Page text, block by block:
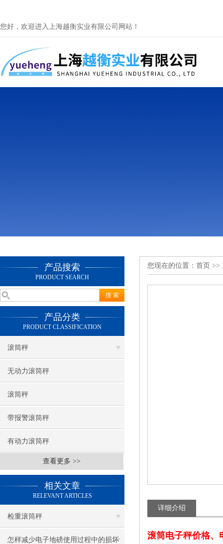
您好，欢迎进入上海越衡实业有限公司网站！
产品搜索
PRODUCT SEARCH
产品分类
PRODUCT CLASSIFICATION
滚筒秤
无动力滚筒秤
滚筒秤
带报警滚筒秤
有动力滚筒秤
查看更多 >>
相关文章
RELEVANT ARTICLES
检重滚筒秤
怎样减少电子地磅使用过程中的损坏
您现在的位置： 首页 >>
详细介绍
滚筒电子秤价格、